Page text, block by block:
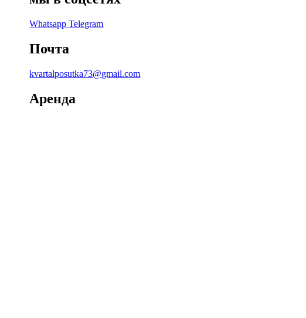
Whatsapp Telegram
Почта
kvartalposutka73@gmail.com
Аренда